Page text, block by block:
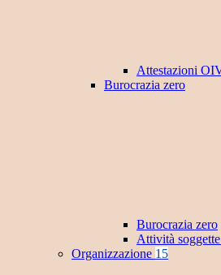
Attestazioni
Burocrazia zero
Burocrazia zero
Attività
Organizzazione 15